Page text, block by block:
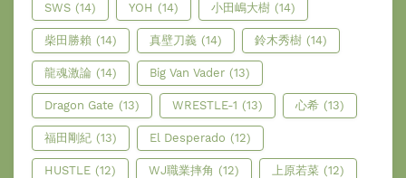
SWS (14) YOH (14) 小田嶋大樹 (14)
柴田勝賴 (14) 真壁刀義 (14) 鈴木秀樹 (14)
龍魂激論 (14) Big Van Vader (13)
Dragon Gate (13) WRESTLE-1 (13) 心希 (13)
福田剛紀 (13) El Desperado (12)
HUSTLE (12) WJ職業摔角 (12) 上原若菜 (12)